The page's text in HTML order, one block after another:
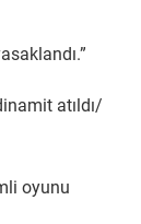
atıldı/
oyunu